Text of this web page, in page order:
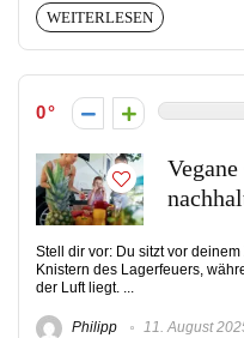
WEITERLESEN
0
Stell dir vor: Du sitzt vor
Knistern des Lagerfeuers,
der Luft liegt. ...
Philipp 11. August